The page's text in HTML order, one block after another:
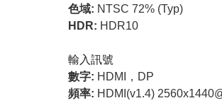
色域: NTSC 72% (Typ)
HDR: HDR10
輸入訊號
數字: HDMI，DP
頻率: HDMI(v1.4)